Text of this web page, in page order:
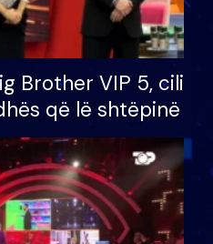
Brother VIP 5, cili
që lë shtëpinë